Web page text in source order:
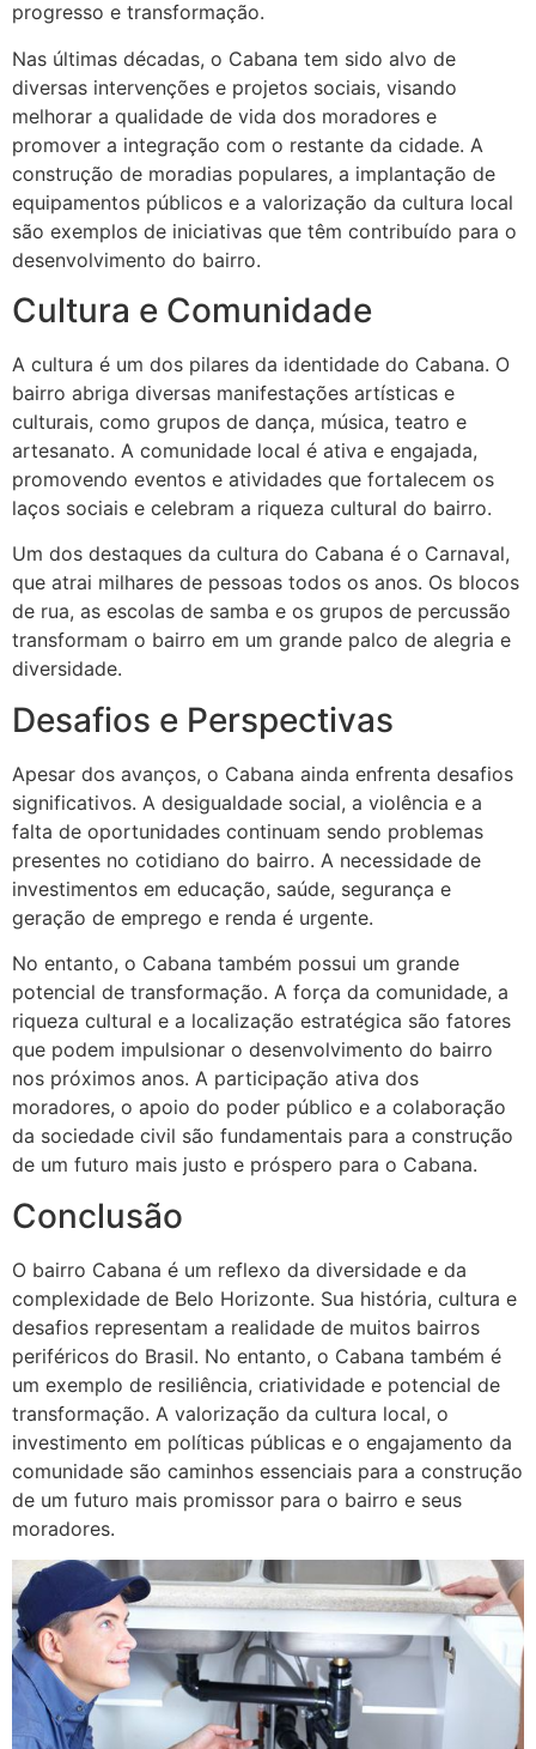
progresso e transformação.
Nas últimas décadas, o Cabana tem sido alvo de
diversas intervenções e projetos sociais, visando
melhorar a qualidade de vida dos moradores e
promover a integração com o restante da cidade. A
construção de moradias populares, a implantação de
equipamentos públicos e a valorização da cultura local
são exemplos de iniciativas que têm contribuído para o
desenvolvimento do bairro.
Cultura e Comunidade
A cultura é um dos pilares da identidade do Cabana. O
bairro abriga diversas manifestações artísticas e
culturais, como grupos de dança, música, teatro e
artesanato. A comunidade local é ativa e engajada,
promovendo eventos e atividades que fortalecem os
laços sociais e celebram a riqueza cultural do bairro.
Um dos destaques da cultura do Cabana é o Carnaval,
que atrai milhares de pessoas todos os anos. Os blocos
de rua, as escolas de samba e os grupos de percussão
transformam o bairro em um grande palco de alegria e
diversidade.
Desafios e Perspectivas
Apesar dos avanços, o Cabana ainda enfrenta desafios
significativos. A desigualdade social, a violência e a
falta de oportunidades continuam sendo problemas
presentes no cotidiano do bairro. A necessidade de
investimentos em educação, saúde, segurança e
geração de emprego e renda é urgente.
No entanto, o Cabana também possui um grande
potencial de transformação. A força da comunidade, a
riqueza cultural e a localização estratégica são fatores
que podem impulsionar o desenvolvimento do bairro
nos próximos anos. A participação ativa dos
moradores, o apoio do poder público e a colaboração
da sociedade civil são fundamentais para a construção
de um futuro mais justo e próspero para o Cabana.
Conclusão
O bairro Cabana é um reflexo da diversidade e da
complexidade de Belo Horizonte. Sua história, cultura e
desafios representam a realidade de muitos bairros
periféricos do Brasil. No entanto, o Cabana também é
um exemplo de resiliência, criatividade e potencial de
transformação. A valorização da cultura local, o
investimento em políticas públicas e o engajamento da
comunidade são caminhos essenciais para a construção
de um futuro mais promissor para o bairro e seus
moradores.